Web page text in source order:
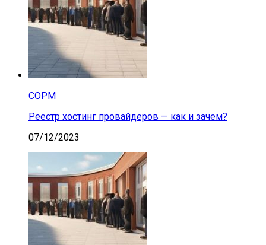
СОРМ
Реестр хостинг провайдеров — как и зачем?
07/12/2023